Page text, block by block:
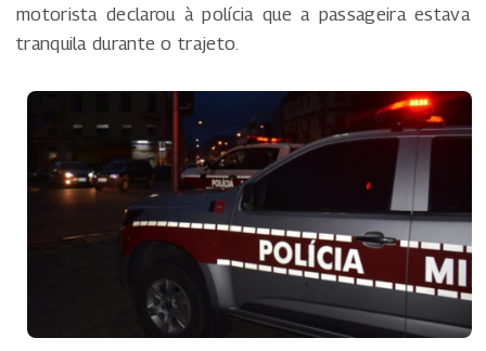
motorista declarou à polícia que a passageira estava
tranquila durante o trajeto.